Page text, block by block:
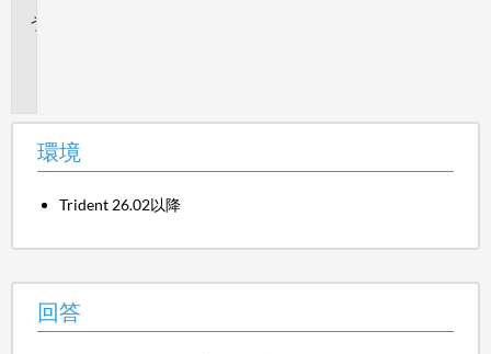
環境
Trident 26.02以降
回答